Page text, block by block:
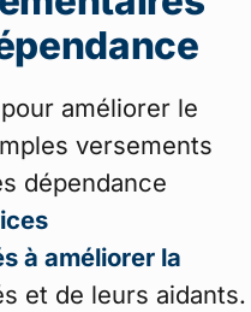
améliorer le
versements
dépendance
à améliorer la
et de leurs aidants.